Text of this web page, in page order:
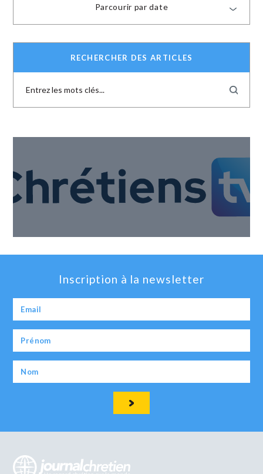
Parcourir par date
RECHERCHER DES ARTICLES
Inscription à la newsletter